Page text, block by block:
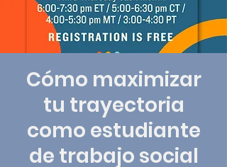
Cómo maximizar
tu trayectoria
como estudiante
de trabajo social